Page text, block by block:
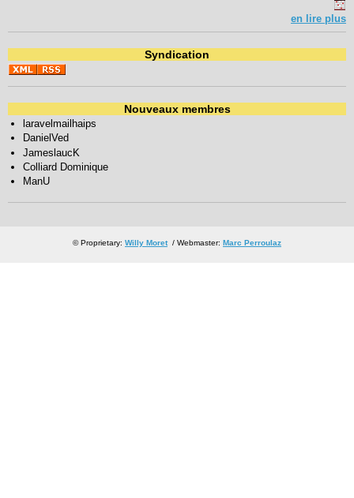
en lire plus
Syndication
Nouveaux membres
laravelmailhaips
DanielVed
JameslaucK
Colliard Dominique
ManU
© Proprietary: Willy Moret/ Webmaster: Marc Perroulaz